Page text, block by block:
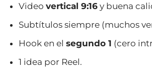
Videovertical 9:16 y buena
Subtítulos siempre (muchos
Hook en elsegundo 1 (cero
1 idea por Reel.